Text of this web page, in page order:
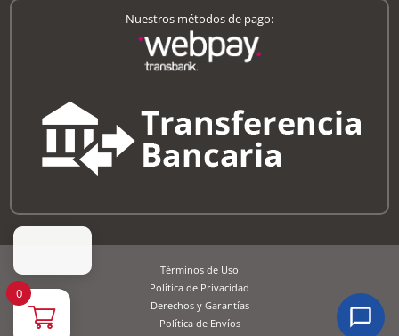
Nuestros métodos de pago:
Términos de Uso
Política de Privacidad
Derechos y Garantías
Política de Envíos
0